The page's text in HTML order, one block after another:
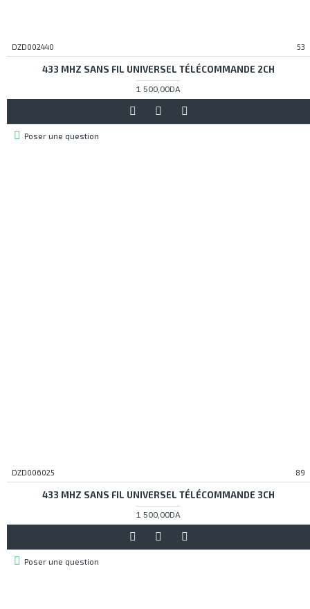
DZD002440 53
433 MHZ SANS FIL UNIVERSEL TÉLÉCOMMANDE 2CH
1 500,00DA
Poser une question
DZD006025 89
433 MHZ SANS FIL UNIVERSEL TÉLÉCOMMANDE 3CH
1 500,00DA
Poser une question